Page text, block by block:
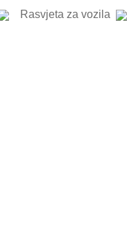
Rasvjeta za vozila